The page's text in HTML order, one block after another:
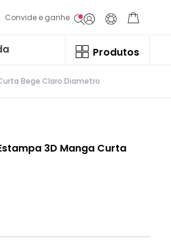
Convide e ganhe
Produtos
Bege Claro Diametro
3D Manga Curta